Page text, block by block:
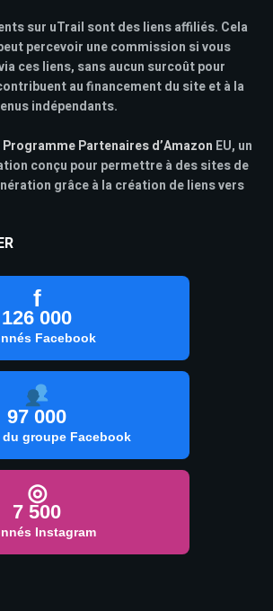
sur uTrail sont des liens affiliés. Cela
percevoir une commission si vous
ces liens, sans aucun surcoût pour
au financement du site et à la
indépendants.
Programme Partenaires d’Amazon EU, un
conçu pour permettre à des sites de
grâce à la création de liens vers
f
126 000
Facebook
97 000
du groupe Facebook
◎
7 500
Instagram